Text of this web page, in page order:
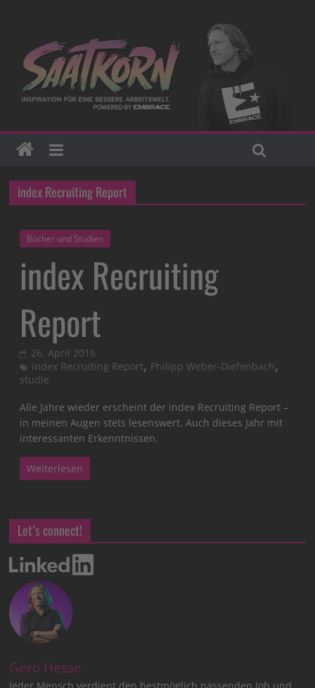
index Recruiting Report
Bücher und Studien
index Recruiting
Report
26. April 2016
index Recruiting Report, Philipp Weber-Diefenbach,
studie
Alle Jahre wieder erscheint der index Recruiting Report –
in meinen Augen stets lesenswert. Auch dieses Jahr mit
interessanten Erkenntnissen.
Weiterlesen
Let’s connect!
Gero Hesse